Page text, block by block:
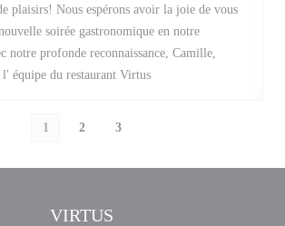
plaisirs! Nous espérons avoir la joie de vous
soirée gastronomique en notre
notre profonde reconnaissance, Camille,
équipe du restaurant Virtus
1 2 3
VIRTUS